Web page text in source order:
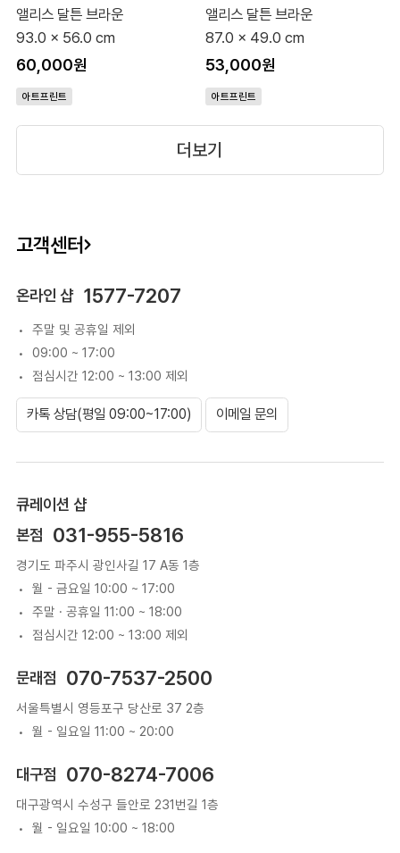
앨리스 달튼 브라운
93.0 x 56.0 cm
60,000원
아트프린트
앨리스 달튼 브라운
87.0 x 49.0 cm
53,000원
아트프린트
더보기
고객센터
온라인 샵 1577-7207
주말 및 공휴일 제외
09:00 ~ 17:00
점심시간 12:00 ~ 13:00 제외
카톡 상담(평일 09:00~17:00) 이메일 문의
큐레이션 샵
본점
031-955-5816
경기도 파주시 광인사길 17 A동 1층
월 - 금요일 10:00 ~ 17:00
주말 · 공휴일 11:00 ~ 18:00
점심시간 12:00 ~ 13:00 제외
문래점 070-7537-2500
서울특별시 영등포구 당산로 37 2층
월 - 일요일 11:00 ~ 20:00
대구점 070-8274-7006
대구광역시 수성구 들안로 231번길 1층
월 - 일요일 10:00 ~ 18:00